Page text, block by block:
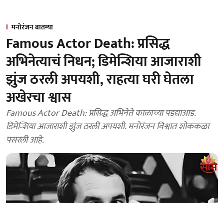
मनोरंजन बातम्या
Famous Actor Death: प्रसिद्ध
अभिनेत्याचं निधन; डिमेन्शिया आजाराशी
झुंज ठरली अपयशी, राहत्या घरी घेतला
अखेरचा श्वास
Famous Actor Death: प्रसिद्ध अभिनेते काळाच्या पडद्याआड.
डिमेन्शिया आजाराशी झुंज ठरली अपयशी. मनोरंजन विश्वात शोककळा
पसरली आहे.